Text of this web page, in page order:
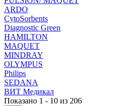
ARDO
CytoSorbents
Diagnostic Green
HAMILTON
MAQUET
MINDRAY
OLYMPUS
Philips
SEDANA
ВИТ Медикал
Показано 1 - 10 из 206